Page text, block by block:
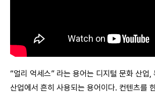
“얼리 억세스” 라는 용어는 디지털 문화 산업,
산업에서 흔히 사용되는 용어이다. 컨텐츠를